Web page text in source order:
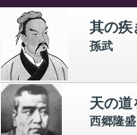
孫武
西郷隆盛